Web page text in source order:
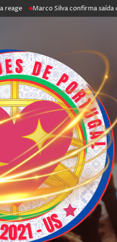
Marco Silva confirma saída de